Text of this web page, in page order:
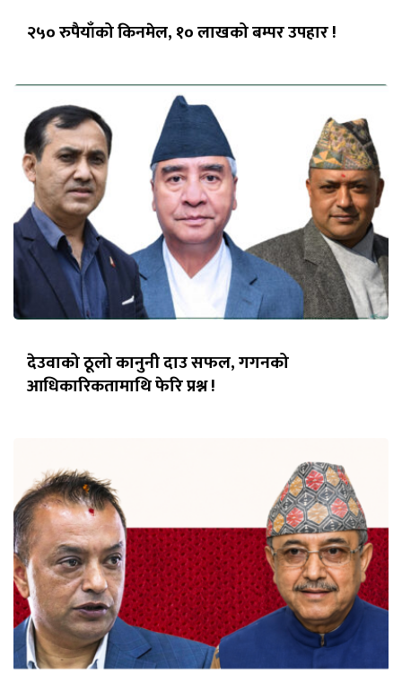
२५० रुपैयाँको किनमेल, १० लाखको बम्पर उपहार !
देउवाको ठूलो कानुनी दाउ सफल, गगनको
आधिकारिकतामाथि फेरि प्रश्न !